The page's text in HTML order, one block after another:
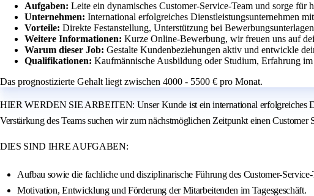
Aufgaben: Leite ein dynamisches Customer-Service-Team und sorge für
Unternehmen: International erfolgreiches Dienstleistungsunternehmen
Vorteile: Direkte Festanstellung, Unterstützung bei
Weitere Informationen: Kurze Online-Bewerbung, wir freuen uns auf
Warum dieser Job: Gestalte Kundenbeziehungen aktiv und entwickle
Qualifikationen: Kaufmännische Ausbildung oder Studium, Erfahrung
Das prognostizierte Gehalt liegt zwischen 4000 - 5500 € pro Monat.
HIER WERDEN SIE ARBEITEN: Unser Kunde ist ein international erfolgreiches
Verstärkung des Teams suchen wir zum nächstmöglichen Zeitpunkt einen Customer
DIES SIND IHRE AUFGABEN:
Aufbau sowie die fachliche und disziplinarische Führung des Customer-Service-
Motivation, Entwicklung und Förderung der Mitarbeitenden im Tagesgeschäft.